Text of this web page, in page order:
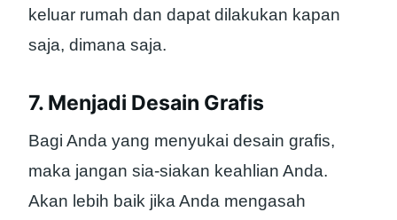
keluar rumah dan dapat dilakukan kapan
saja, dimana saja.
7. Menjadi Desain Grafis
Bagi Anda yang menyukai desain grafis,
maka jangan sia-siakan keahlian Anda.
Akan lebih baik jika Anda mengasah